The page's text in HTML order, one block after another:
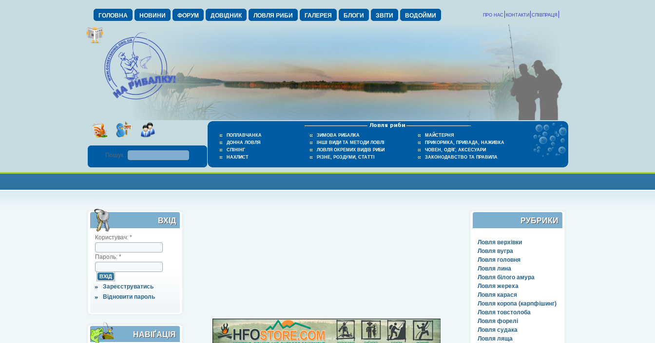
ГОЛОВНА НОВИНИ ФОРУМ ДОВІДНИК ЛОВЛЯ РИБИ ГАЛЕРЕЯ БЛОГИ ЗВІТИ ВОДОЙМИ СПІВПРАЦЯ
КОНТАКТИ
ПРО НАС
ПОПЛАВЧАНКА
ДОННА ЛОВЛЯ
СПІНІНГ
НАХЛИСТ
ЗИМОВА РИБАЛКА
ІНШІ ВИДИ ТА МЕТОДИ ЛОВЛІ
ЛОВЛЯ ОКРЕМИХ ВИДІВ РИБИ
РІЗНЕ, РОЗДУМИ, СТАТТІ
МАЙСТЕРНЯ
ПРИКОРМКА, ПРИВАДА, НАЖИВКА
ЧОВЕН, ОДЯГ, АКСЕСУАРИ
ЗАКОНОДАВСТВО ТА ПРАВИЛА
Пошук :
ВХІД
Користувач: *
Пароль: *
Зареєструватись
Відновити пароль
НАВІҐАЦІЯ
РУБРИКИ
Ловля верхівки
Ловля вугра
Ловля головня
Ловля лина
Ловля білого амура
Ловля жереха
Ловля карася
Ловля коропа (карпфішинг)
Ловля товстолоба
Ловля форелі
Ловля судака
Ловля ляща